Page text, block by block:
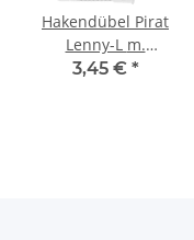
Hakendübel Pirat
Lenny-L m.
Allzweckdübel Deco BL
3,45 € *